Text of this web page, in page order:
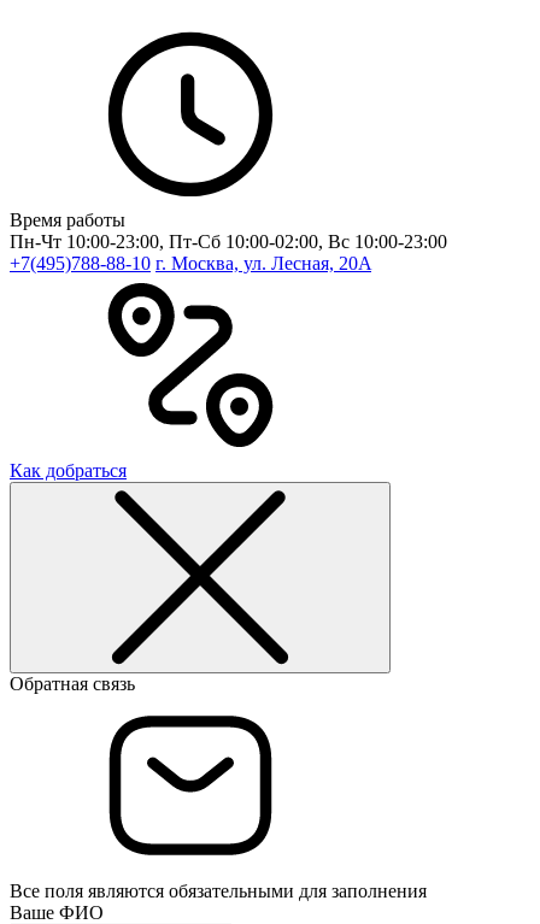
Время работы
Пн-Чт 10:00-23:00, Пт-Сб 10:00-02:00, Вс 10:00-23:00
+7(495)788-88-10 г. Москва, ул. Лесная, 20A
Как добраться
Обратная связь
Все поля являются обязательными для заполнения
Ваше ФИО